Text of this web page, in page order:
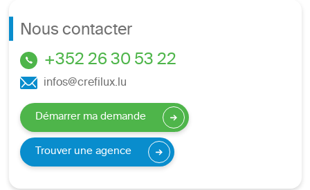
Nous contacter
+352 26 30 53 22
infos@crefilux.lu
Démarrer ma demande
Trouver une agence